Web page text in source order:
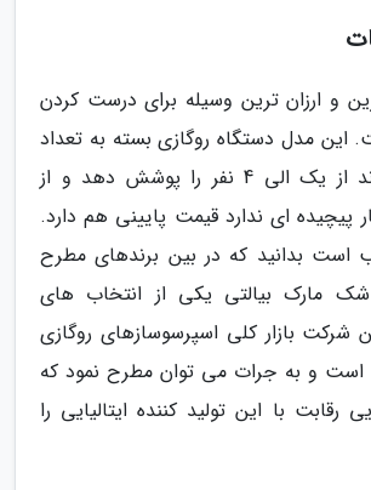
و ارزان ترین وسیله برای درست کردن
این مدل دستگاه روگازی بسته به تعداد
کاپ ها می تواند از یک الی 4 نفر را پوشش دهد و از
پیچیده ای ندارد قیمت پایینی هم دارد.
است بدانید که در بین برندهای مطرح
شک مارک بیالتی یکی از انتخاب های
بازار کلی اسپرسوسازهای روگازی
است و به جرات می توان مطرح نمود که
رقابت با این تولید کننده ایتالیایی را